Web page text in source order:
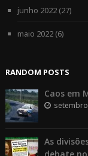
junho 2022(27)
maio 2022(6)
RANDOM POSTS
Caos em
As